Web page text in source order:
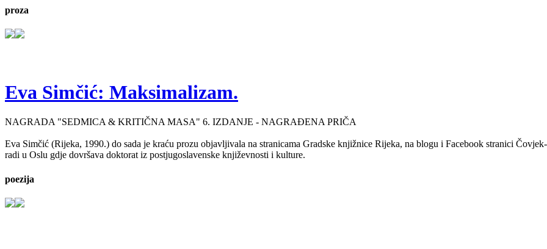
proza
Eva Simčić: Maksimalizam.
NAGRADA "SEDMICA & KRITIČNA MASA" 6. IZDANJE - NAGRAĐENA PRIČA
Eva Simčić (Rijeka, 1990.) do sada je kraću prozu objavljivala na stranicama Gradske knjižnice Rijeka, na blogu i Facebook stranici
radi u Oslu gdje dovršava doktorat iz postjugoslavenske književnosti i kulture.
poezija